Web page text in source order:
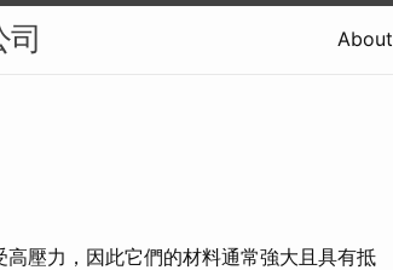
司 About
壓力，因此它們的材料通常強大且具有抵